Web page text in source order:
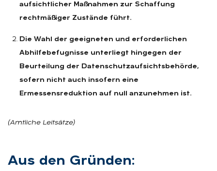
aufsichtlicher Maßnahmen zur Schaffung
rechtmäßiger Zustände führt.
Die Wahl der geeigneten und erforderlichen
Abhilfebefugnisse unterliegt hingegen der
Beurteilung der Datenschutzaufsichtsbehörde,
sofern nicht auch insofern eine
Ermessensreduktion auf null anzunehmen ist.
(Amtliche Leitsätze)
Aus den Grün­den: